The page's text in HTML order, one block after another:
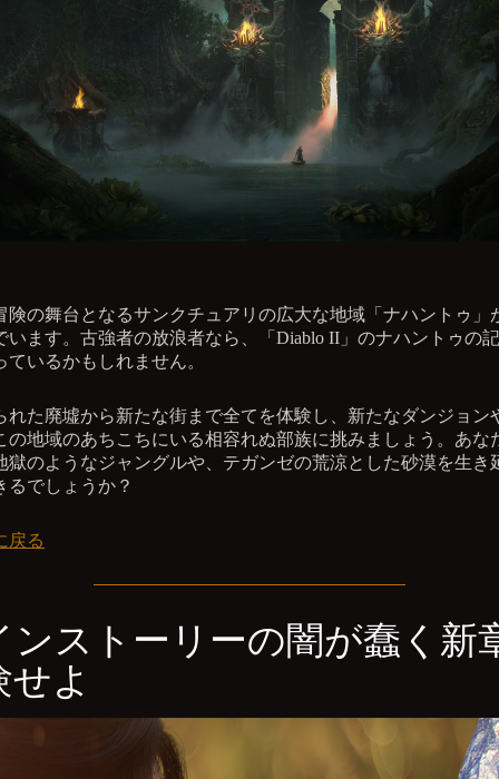
険の舞台となるサンクチュアリの広大な地域「ナハントゥ」
います。古強者の放浪者なら、「Diablo II」のナハントゥの
ているかもしれません。
れた廃墟から新たな街まで全てを体験し、新たなダンジョン
の地域のあちこちにいる相容れぬ部族に挑みましょう。あな
獄のようなジャングルや、テガンゼの荒涼とした砂漠を生き
るでしょうか？
戻る
ンストーリーの闇が蠢く新
よ